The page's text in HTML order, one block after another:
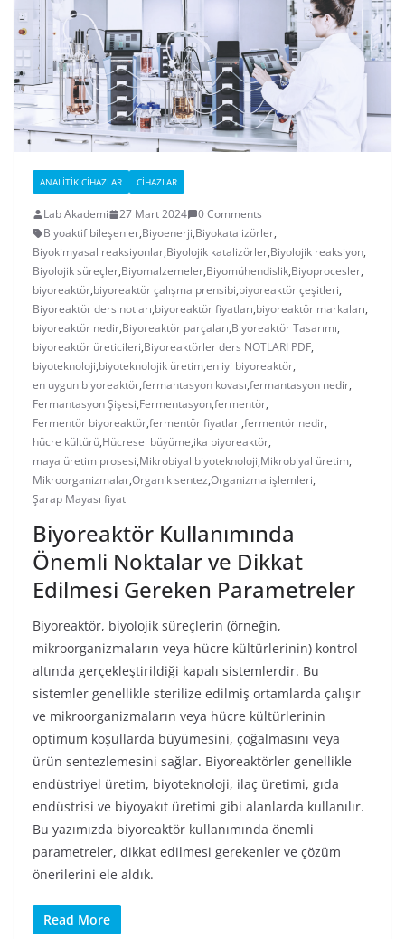
ANALITIK CIHAZLAR CIHAZLAR
Lab Akademi 27 Mart 2024
0 Comments
Biyoaktif bileşenler,Biyoenerji,Biyokatalizörler,
Biyokimyasal reaksiyonlar,Biyolojik katalizörler,Biyolojik reaksiyon,
Biyolojik süreçler,Biyomalzemeler,Biyomühendislik,Biyoprocesler,
biyoreaktör,biyoreaktör çalışma prensibi,biyoreaktör çeşitleri,
Biyoreaktör ders notları,biyoreaktör fiyatları,biyoreaktör markaları,
biyoreaktör nedir,Biyoreaktör parçaları,Biyoreaktör Tasarımı,
biyoreaktör üreticileri,Biyoreaktörler ders NOTLARI PDF,
biyoteknoloji,biyoteknolojik üretim,en iyi biyoreaktör,
en uygun biyoreaktör,fermantasyon kovası,fermantasyon nedir,
Fermantasyon Şişesi,Fermentasyon,fermentör,
Fermentör biyoreaktör,fermentör fiyatları,fermentör nedir,
hücre kültürü,Hücresel büyüme,ika biyoreaktör,
maya üretim prosesi,Mikrobiyal biyoteknoloji,Mikrobiyal üretim,
Mikroorganizmalar,Organik sentez,Organizma işlemleri,
Şarap Mayası fiyat
Biyoreaktör Kullanımında
Önemli Noktalar ve Dikkat
Edilmesi Gereken Parametreler
Biyoreaktör, biyolojik süreçlerin (örneğin,
mikroorganizmaların veya hücre kültürlerinin) kontrol
altında gerçekleştirildiği kapalı sistemlerdir. Bu
sistemler genellikle sterilize edilmiş ortamlarda çalışır
ve mikroorganizmaların veya hücre kültürlerinin
optimum koşullarda büyümesini, çoğalmasını veya
ürün sentezlemesini sağlar. Biyoreaktörler genellikle
endüstriyel üretim, biyoteknoloji, ilaç üretimi, gıda
endüstrisi ve biyoyakıt üretimi gibi alanlarda kullanılır.
Bu yazımızda biyoreaktör kullanımında önemli
parametreler, dikkat edilmesi gerekenler ve çözüm
önerilerini ele aldık.
Read More